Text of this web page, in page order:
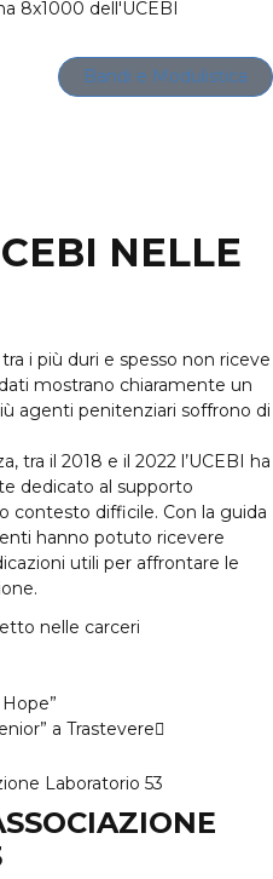
8x1000 dell'UCEBI
Bandi e Modulistica
NELLE
i più duri e spesso non riceve
mostrano chiaramente un
agenti penitenziari soffrono di
tra il 2018 e il 2022 l’UCEBI ha
dedicato al supporto
contesto difficile. Con la guida
hanno potuto ricevere
utili per affrontare le
a Trastevere